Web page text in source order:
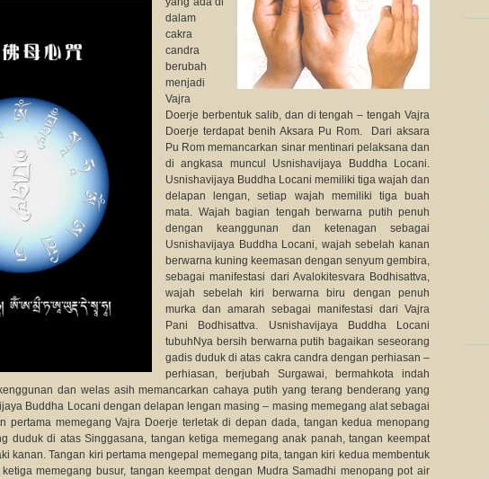
dalam
cakra
candra
berubah
menjadi
Vajra
Doerje berbentuk salib, dan di tengah – tengah Vajra
Doerje terdapat benih Aksara Pu Rom. Dari aksara
Pu Rom memancarkan sinar mentinari pelaksana dan
di angkasa muncul Usnishavijaya Buddha Locani.
Usnishavijaya Buddha Locani memiliki tiga wajah dan
delapan lengan, setiap wajah memiliki tiga buah
mata. Wajah bagian tengah berwarna putih penuh
dengan keanggunan dan ketenagan sebagai
Usnishavijaya Buddha Locani, wajah sebelah kanan
berwarna kuning keemasan dengan senyum gembira,
sebagai manifestasi dari Avalokitesvara Bodhisattva,
wajah sebelah kiri berwarna biru dengan penuh
murka dan amarah sebagai manifestasi dari Vajra
Pani Bodhisattva. Usnishavijaya Buddha Locani
tubuhNya bersih berwarna putih bagaikan seseorang
gadis duduk di atas cakra candra dengan perhiasan –
perhiasan, berjubah Surgawai, bermahkota indah
dan welas asih memancarkan cahaya putih yang terang benderang yang
Buddha Locani dengan delapan lengan masing – masing memegang alat sebagai
pertama memegang Vajra Doerje terletak di depan dada, tangan kedua menopang
duduk di atas Singgasana, tangan ketiga memegang anak panah, tangan keempat
kanan. Tangan kiri pertama mengepal memegang pita, tangan kiri kedua membentuk
memegang busur, tangan keempat dengan Mudra Samadhi menopang pot air